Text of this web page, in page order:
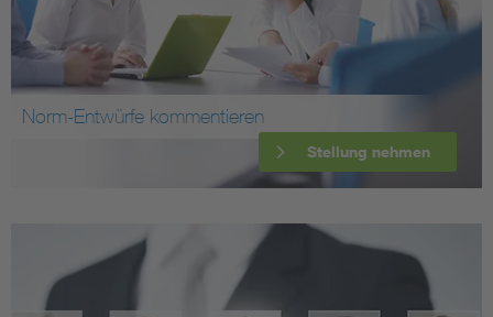
Norm-Entwürfe kommentieren
Stellung nehmen